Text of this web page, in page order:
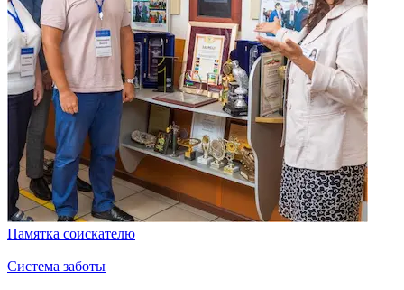
Памятка соискателю
Система заботы